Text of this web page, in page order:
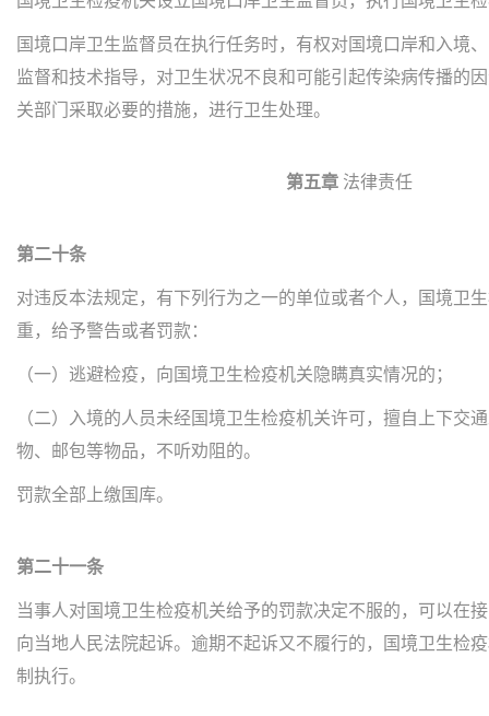
国境口岸卫生监督员在执行任务时，有权对国境口岸和入境
监督和技术指导，对卫生状况不良和可能引起传染病传播的
关部门采取必要的措施，进行卫生处理。
第五章 法律责任
第二十条
对违反本法规定，有下列行为之一的单位或者个人，国境卫
重，给予警告或者罚款：
（一）逃避检疫，向国境卫生检疫机关隐瞒真实情况的；
（二）入境的人员未经国境卫生检疫机关许可，擅自上下交
物、邮包等物品，不听劝阻的。
罚款全部上缴国库。
第二十一条
当事人对国境卫生检疫机关给予的罚款决定不服的，可以在
向当地人民法院起诉。逾期不起诉又不履行的，国境卫生检
制执行。